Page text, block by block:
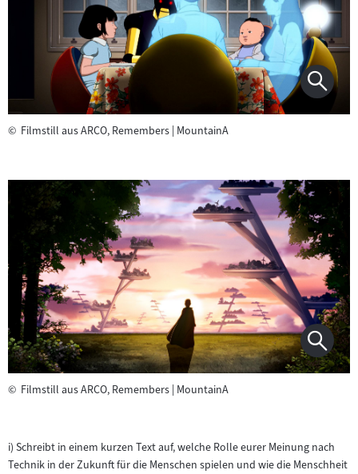
© Filmstill aus ARCO, Remembers | MountainA
© Filmstill aus ARCO, Remembers | MountainA
i) Schreibt in einem kurzen Text auf, welche Rolle eurer Meinung nach
Technik in der Zukunft für die Menschen spielen und wie die Menschheit